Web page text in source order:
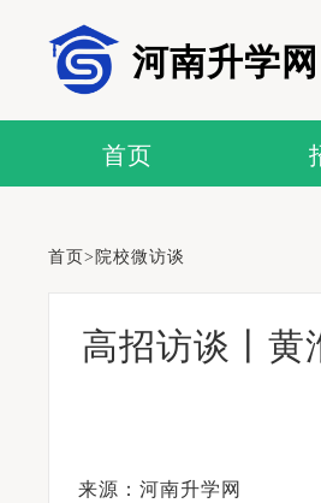
河南升学网
首页
首页> 院校微访谈
高招访谈丨
来源：河南升学网